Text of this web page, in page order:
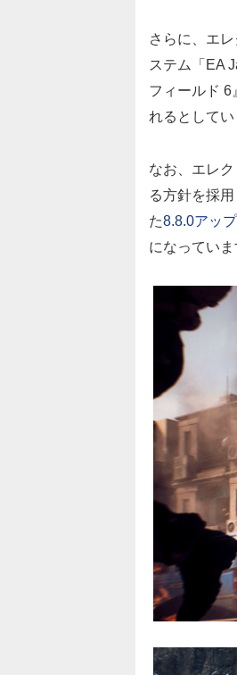
さらに、エ
ステム「EA
フィールド 6
れるとしてい
なお、エレ
る方針を採
た8.8.0アッ
になっていま